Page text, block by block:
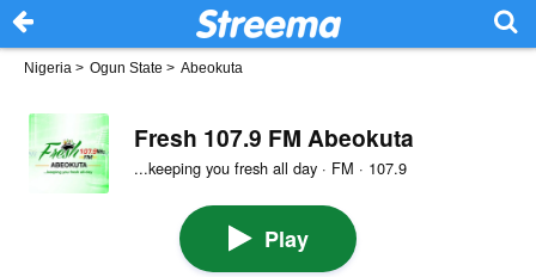
Nigeria > Ogun State > Abeokuta
Fresh 107.9 FM Abeokuta
...keeping you fresh all day · FM · 107.9
Play